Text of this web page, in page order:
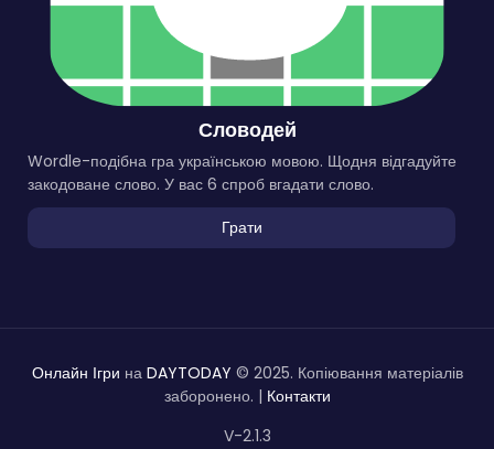
Словодей
Wordle-подібна гра українською мовою. Щодня відгадуйте
закодоване слово. У вас 6 спроб вгадати слово.
Грати
Онлайн Ігри на DAYTODAY © 2025. Копіювання матеріалів
заборонено. | Контакти
V-2.1.3